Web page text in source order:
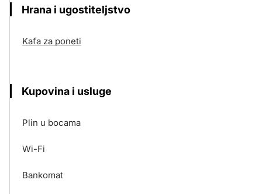
Hrana i ugostiteljstvo
Kafa za poneti
Kupovina i usluge
Plin u bocama
Wi-Fi
Bankomat